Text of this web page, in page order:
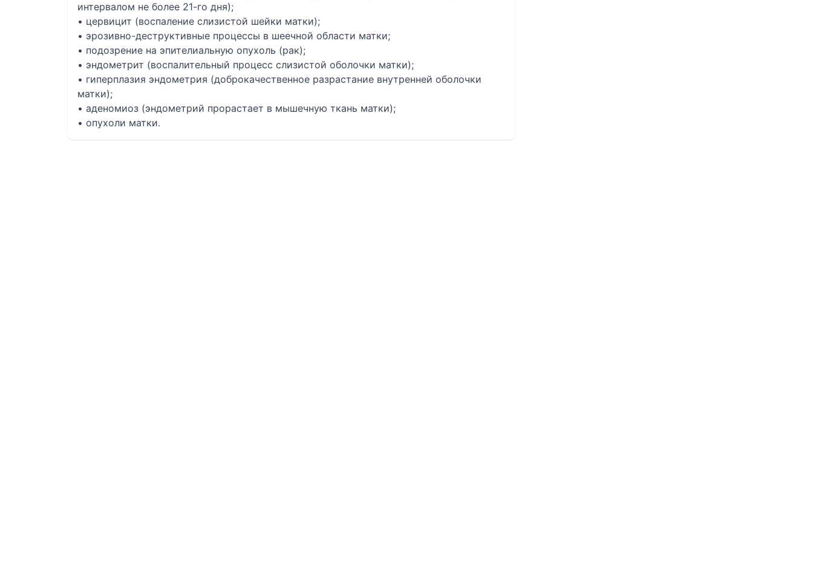
интервалом не более 21-го дня);
• цервицит (воспаление слизистой шейки матки);
• эрозивно-деструктивные процессы в шеечной области матки;
• подозрение на эпителиальную опухоль (рак);
• эндометрит (воспалительный процесс слизистой оболочки матки);
• гиперплазия эндометрия (доброкачественное разрастание внутренней оболочки
матки);
• аденомиоз (эндометрий прорастает в мышечную ткань матки);
• опухоли матки.